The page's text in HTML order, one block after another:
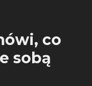
co
sobą